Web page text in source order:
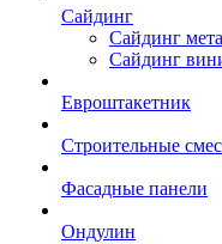
Сайдинг
Сайдинг
Сайдинг
Евроштакетник
Строительные
Фасадные панели
Ондулин